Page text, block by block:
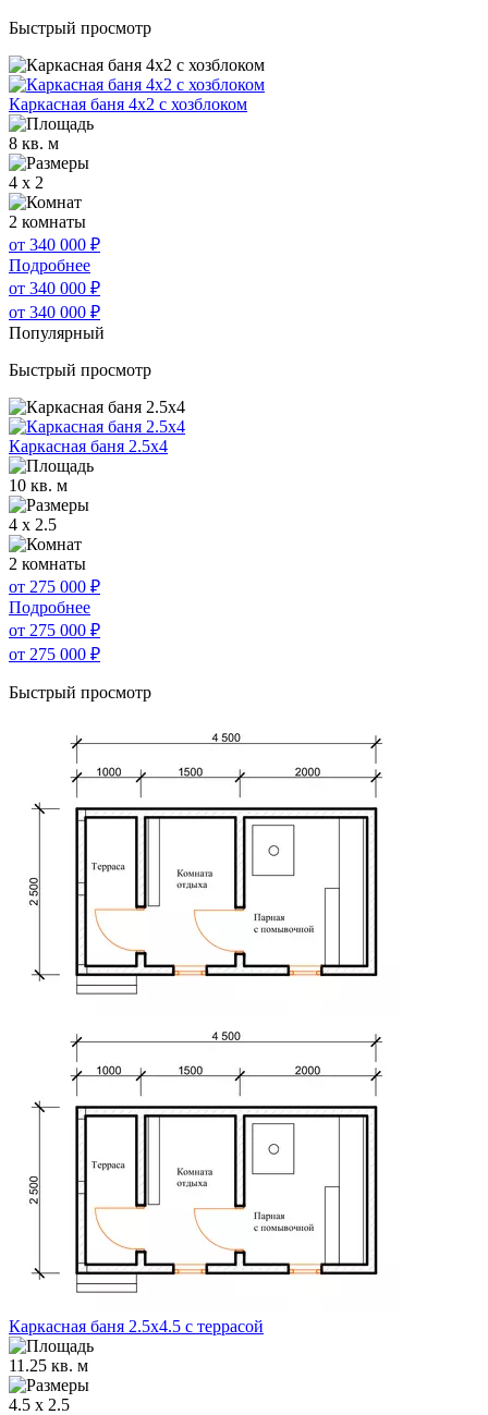
Быстрый просмотр
Каркасная баня 4х2 с хозблоком
8 кв. м
4 x 2
2 комнаты
от 340 000 ₽
Подробнее
от 340 000 ₽
от 340 000 ₽
Популярный
Быстрый просмотр
Каркасная баня 2.5х4
10 кв. м
4 x 2.5
2 комнаты
от 275 000 ₽
Подробнее
от 275 000 ₽
от 275 000 ₽
Быстрый просмотр
Каркасная баня 2.5х4.5 с террасой
11.25 кв. м
4.5 x 2.5